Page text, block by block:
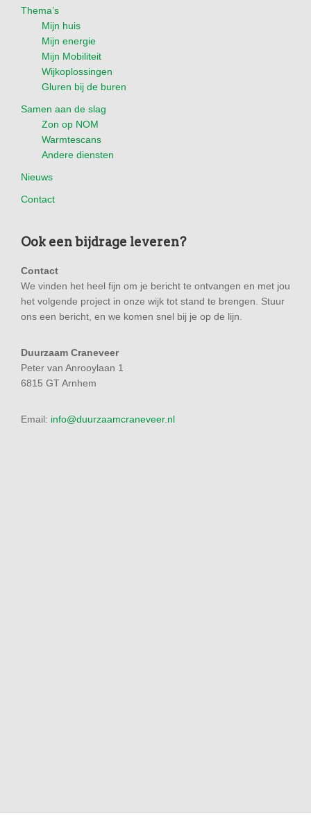
Thema’s
Mijn huis
Mijn energie
Mijn Mobiliteit
Wijkoplossingen
Gluren bij de buren
Samen aan de slag
Zon op NOM
Warmtescans
Andere diensten
Nieuws
Contact
Ook een bijdrage leveren?
Contact
We vinden het heel fijn om je bericht te ontvangen en met jou
het volgende project in onze wijk tot stand te brengen. Stuur
ons een bericht, en we komen snel bij je op de lijn.
Duurzaam Craneveer
Peter van Anrooylaan 1
6815 GT Arnhem
Email: info@duurzaamcraneveer.nl